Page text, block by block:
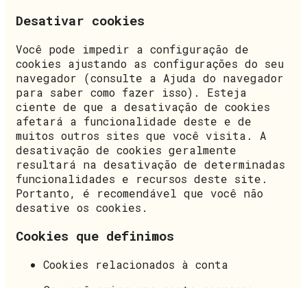
Desativar cookies
Você pode impedir a configuração de
cookies ajustando as configurações do seu
navegador (consulte a Ajuda do navegador
para saber como fazer isso). Esteja
ciente de que a desativação de cookies
afetará a funcionalidade deste e de
muitos outros sites que você visita. A
desativação de cookies geralmente
resultará na desativação de determinadas
funcionalidades e recursos deste site.
Portanto, é recomendável que você não
desative os cookies.
Cookies que definimos
Cookies relacionados à conta